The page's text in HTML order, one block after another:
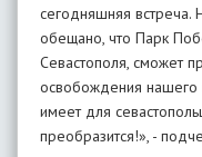
сегодняшняя
обещано, что Парк
Севастополя, сможет
освобождения нашего
имеет для
преобразится!», -